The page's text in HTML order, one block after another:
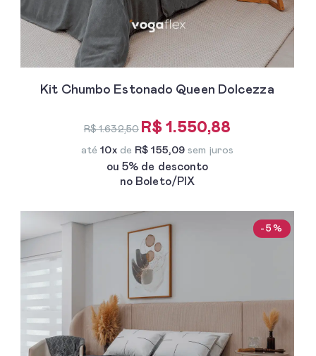
Kit Chumbo Estonado Queen Dolcezza
R$ 1.632,50 R$ 1.550,88
até10xde R$ 155,09 sem juros
ou 5% de desconto
no Boleto/PIX
-5%